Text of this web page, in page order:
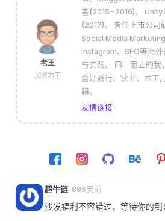
老王
加冕为王
者(2015~2016)、
(2017)。 曾任上市公司
Social Media
Instagram、SEO等海
与实践。 四十而立的我
喜好骑行、读书、木工,
籍。
友情链接
超牛链 886天前
沙发福利不容错过，等待你的到